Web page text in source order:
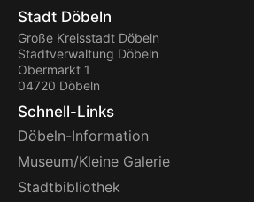
Stadt Döbeln
Große Kreisstadt Döbeln
Stadtverwaltung Döbeln
Obermarkt 1
04720 Döbeln
Schnell-Links
Döbeln-Information
Museum/Kleine Galerie
Stadtbibliothek